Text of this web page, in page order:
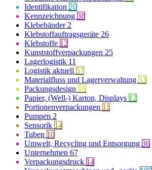
Identifikation 20
Kennzeichnung 38
Klebebänder2
Klebstoffauftragsgeräte 26
Klebstoffe 12
Kunststoffverpackungen 25
Lagerlogistik 11
Logistik aktuell 57
Materialfluss und Lagerverwaltung 33
Packungsdesign 16
Papier, (Well-) Karton, Displays 12
Portionenverpackungen 11
Pumpen 2
Sensorik 14
Tuben 10
Umwelt, Recycling und Entsorgung 36
Unternehmen 67
Verpackungsdruck 14